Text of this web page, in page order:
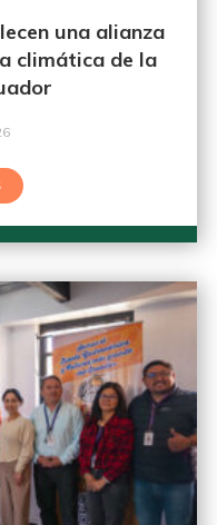
una alianza
climática de la